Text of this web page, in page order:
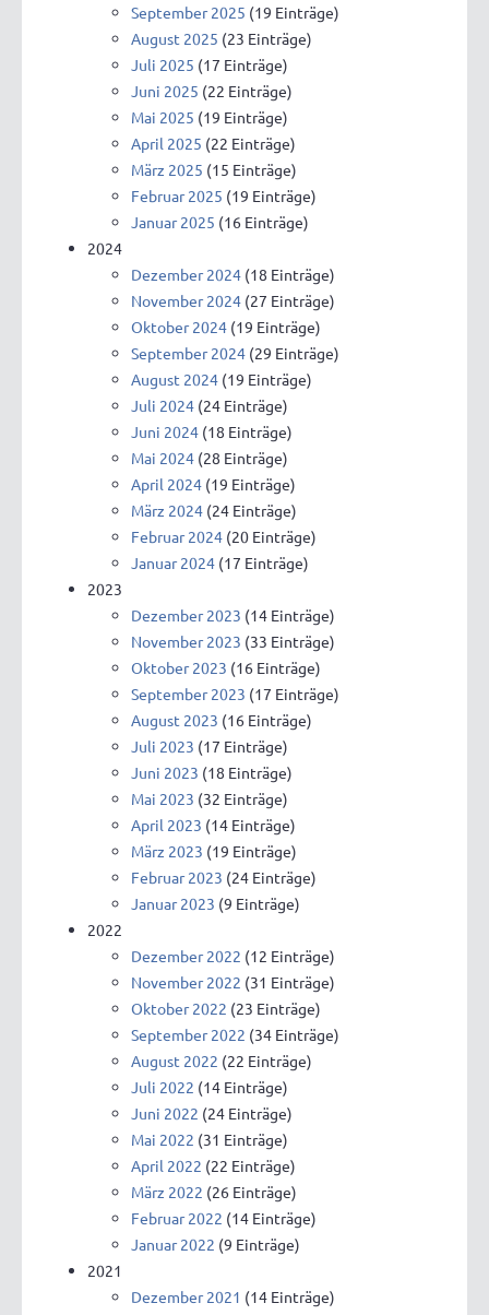
September 2025 (19 Einträge)
August 2025 (23 Einträge)
Juli 2025 (17 Einträge)
Juni 2025 (22 Einträge)
Mai 2025 (19 Einträge)
April 2025 (22 Einträge)
März 2025 (15 Einträge)
Februar 2025 (19 Einträge)
Januar 2025 (16 Einträge)
2024
Dezember 2024 (18 Einträge)
November 2024 (27 Einträge)
Oktober 2024 (19 Einträge)
September 2024 (29 Einträge)
August 2024 (19 Einträge)
Juli 2024 (24 Einträge)
Juni 2024 (18 Einträge)
Mai 2024 (28 Einträge)
April 2024 (19 Einträge)
März 2024 (24 Einträge)
Februar 2024 (20 Einträge)
Januar 2024 (17 Einträge)
2023
Dezember 2023 (14 Einträge)
November 2023 (33 Einträge)
Oktober 2023 (16 Einträge)
September 2023 (17 Einträge)
August 2023 (16 Einträge)
Juli 2023 (17 Einträge)
Juni 2023 (18 Einträge)
Mai 2023 (32 Einträge)
April 2023 (14 Einträge)
März 2023 (19 Einträge)
Februar 2023 (24 Einträge)
Januar 2023 (9 Einträge)
2022
Dezember 2022 (12 Einträge)
November 2022 (31 Einträge)
Oktober 2022 (23 Einträge)
September 2022 (34 Einträge)
August 2022 (22 Einträge)
Juli 2022 (14 Einträge)
Juni 2022 (24 Einträge)
Mai 2022 (31 Einträge)
April 2022 (22 Einträge)
März 2022 (26 Einträge)
Februar 2022 (14 Einträge)
Januar 2022 (9 Einträge)
2021
Dezember 2021 (14 Einträge)